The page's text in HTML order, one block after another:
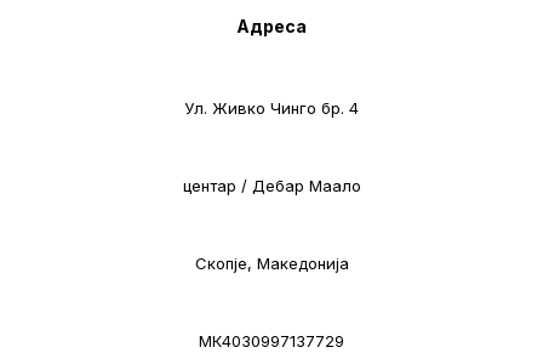
Адреса
Ул. Живко Чинго бр. 4
центар / Дебар Маало
Скопје, Македонија
МК4030997137729